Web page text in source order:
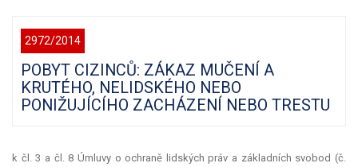
2972/2014
POBYT CIZINCŮ: ZÁKAZ MUČENÍ A
KRUTÉHO, NELIDSKÉHO NEBO
PONIŽUJÍCÍHO ZACHÁZENÍ NEBO TRESTU
k čl. 3 a čl. 8 Úmluvy o ochraně lidských práv a základních svobod (č.